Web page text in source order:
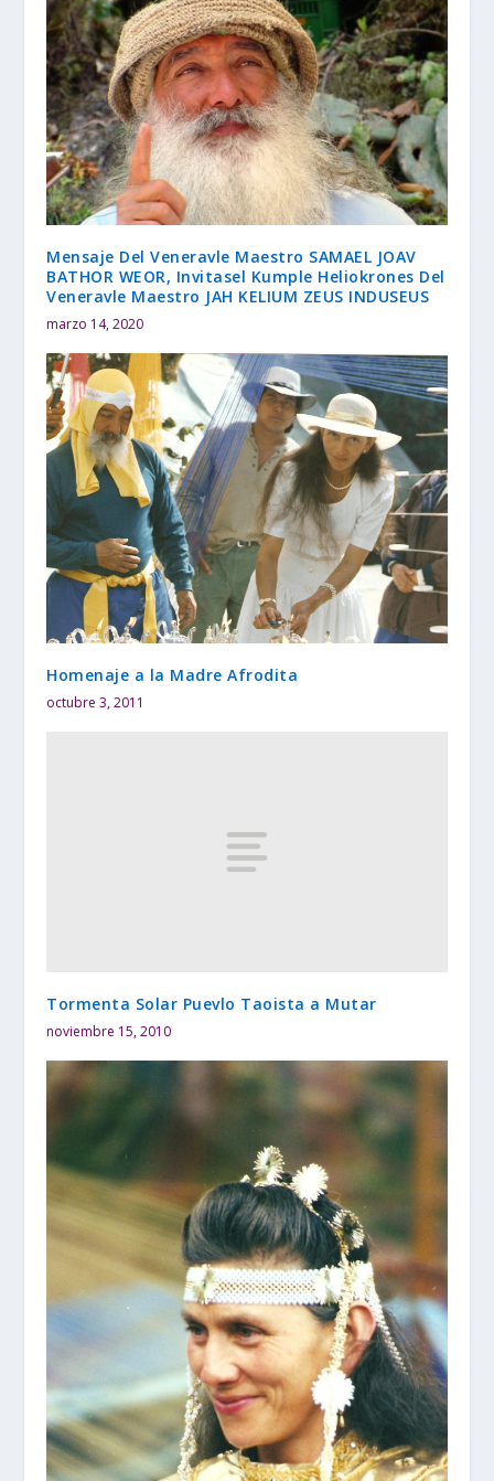
Mensaje Del Veneravle Maestro SAMAEL JOAV
BATHOR WEOR, Invitasel Kumple Heliokrones Del
Veneravle Maestro JAH KELIUM ZEUS INDUSEUS
marzo 14, 2020
Homenaje a la Madre Afrodita
octubre 3, 2011
Tormenta Solar Puevlo Taoista a Mutar
noviembre 15, 2010